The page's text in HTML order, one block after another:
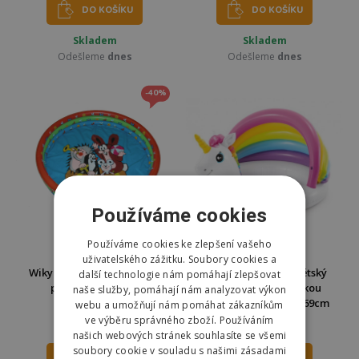
DO KOŠÍKU
Skladem
Odešleme dnes
DO KOŠÍKU
Skladem
Odešleme dnes
-40%
Wiky Dětský bazén Krtek a
přátelé 100x20cm
223 Kč 369 Kč
Intex 57113 Bazén dětský
jednorožec se stříškou
nafukovací 127x102x69cm
399 Kč
Používáme cookies
Používáme cookies ke zlepšení vašeho
uživatelského zážitku. Soubory cookies a
další technologie nám pomáhají zlepšovat
naše služby, pomáhají nám analyzovat výkon
webu a umožňují nám pomáhat zákazníkům
ve výběru správného zboží. Používáním
našich webových stránek souhlasíte se všemi
soubory cookie v souladu s našimi zásadami